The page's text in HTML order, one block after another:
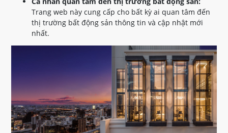
Trang web này cung cấp cho bất kỳ ai quan tâm đến
thị trường bất động sản thông tin và cập nhật mới
nhất.